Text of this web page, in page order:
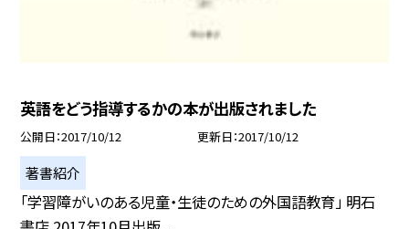
英語をどう指導するかの本が出版されました
公開日 2017/10/12 更新日 2017/10/12
著書紹介
「学習障がいのある児童・生徒のための外国語教育」 明石